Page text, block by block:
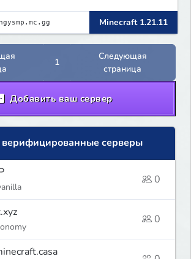
fresh,
and ready for builders
players! (Dont care
hosted
has alot of Vanilla+
Minecraft 1.21.11
1
Следующая
страница
Добавить ваш сервер
серверы
0
0